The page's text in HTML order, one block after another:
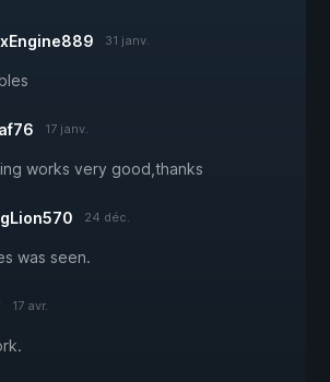
31 janv.
17 janv.
works very good,thanks
24 déc.
was seen.
17 avr.